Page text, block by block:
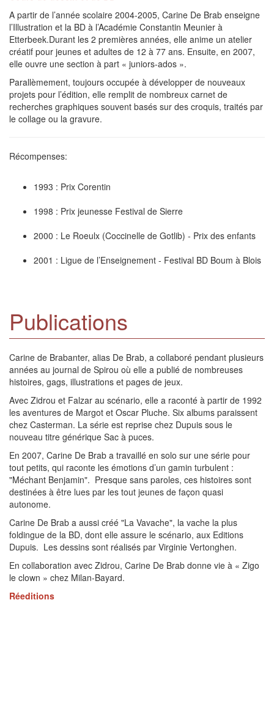
A partir de l’année scolaire 2004-2005, Carine De Brab enseigne
l’Illustration et la BD à l’Académie Constantin Meunier à
Etterbeek.Durant les 2 premières années, elle anime un atelier
créatif pour jeunes et adultes de 12 à 77 ans. Ensuite, en 2007,
elle ouvre une section à part « juniors-ados ».
Parallèmement, toujours occupée à développer de nouveaux
projets pour l’édition, elle remplit de nombreux carnet de
recherches graphiques souvent basés sur des croquis, traités par
le collage ou la gravure.
Récompenses:
1993 : Prix Corentin
1998 : Prix jeunesse Festival de Sierre
2000 : Le Roeulx (Coccinelle de Gotlib) - Prix des enfants
2001 : Ligue de l’Enseignement - Festival BD Boum à Blois
Publications
Carine de Brabanter, alias De Brab, a collaboré pendant plusieurs
années au journal de Spirou où elle a publié de nombreuses
histoires, gags, illustrations et pages de jeux.
Avec Zidrou et Falzar au scénario, elle a raconté à partir de 1992
les aventures de Margot et Oscar Pluche. Six albums paraissent
chez Casterman. La série est reprise chez Dupuis sous le
nouveau titre générique Sac à puces.
En 2007, Carine De Brab a travaillé en solo sur une série pour
tout petits, qui raconte les émotions d’un gamin turbulent :
"Méchant Benjamin". Presque sans paroles, ces histoires sont
destinées à être lues par les tout jeunes de façon quasi
autonome.
Carine De Brab a aussi créé "La Vavache", la vache la plus
foldingue de la BD, dont elle assure le scénario, aux Editions
Dupuis. Les dessins sont réalisés par Virginie Vertonghen.
En collaboration avec Zidrou, Carine De Brab donne vie à « Zigo
le clown » chez Milan-Bayard.
Réeditions